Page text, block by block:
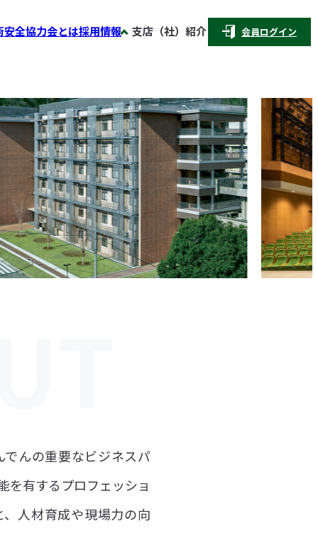
安全協力会とは採用情報 支店（社）紹介 会員ログイン
んの重要なビジネスパ
を有するプロフェッショ
人材育成や現場力の向